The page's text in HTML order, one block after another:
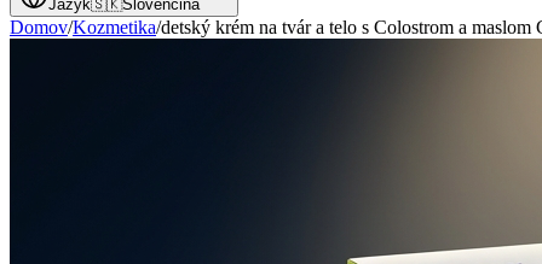
Jazyk🇸🇰Slovenčina
Domov/Kozmetika/detský krém na tvár a telo s Colostrom a maslom